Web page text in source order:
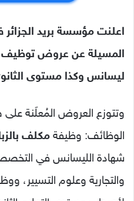
اعلنت مؤسسة بريد الجزائر
المسيلة عن عروض
ليسانس وكذا مستوى
وتتوزع العروض المُعلَنة
الوظائف: وظيفة مكلف
شهادة الليسانس في
والتجارية وعلوم التسيير،